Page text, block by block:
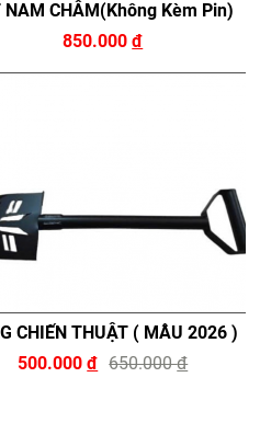
NAM CHÂM(không Kèm Pin)
850.000đ
CHIẾN THUẬT ( MẪU 2026 )
500.000đ 650.000đ